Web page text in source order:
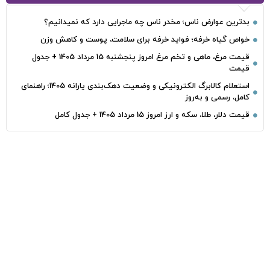
بدترین عوارض ناس؛ مخدر ناس چه ماجرایی دارد که نمیدانیم؟
خواص گیاه خرفه؛ فواید خرفه برای سلامت، پوست و کاهش وزن
قیمت مرغ، ماهی و تخم مرغ امروز پنجشنبه 15 مرداد 1405 + جدول
قیمت
استعلام کالابرگ الکترونیکی و وضعیت دهک‌بندی یارانه 1405؛ راهنمای
کامل، رسمی و به‌روز
قیمت دلار، طلا، سکه و ارز امروز 15 مرداد 1405 + جدول کامل